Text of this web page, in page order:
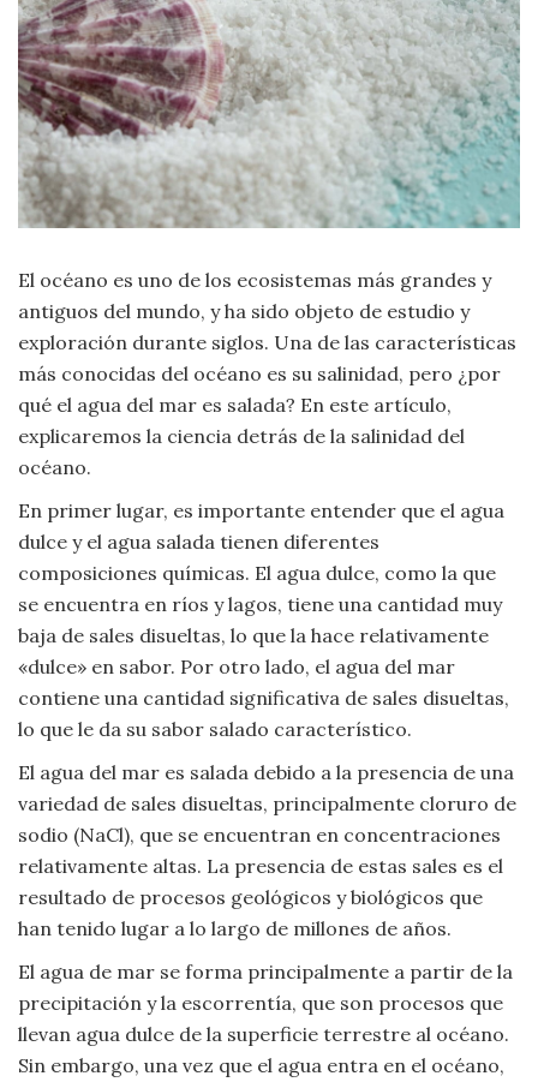
Criminología
Deporte
Economía
Historia
Lenguaje
Leyes
Moda
y
Tendencias
Naturaleza
Psicología
Religión
Salud
Sociología
Tecnología
Universo
El océano es uno de los ecosistemas más grandes y
antiguos del mundo, y ha sido objeto de estudio y
exploración durante siglos. Una de las características
más conocidas del océano es su salinidad, pero ¿por
qué el agua del mar es salada? En este artículo,
explicaremos la ciencia detrás de la salinidad del
océano.
En primer lugar, es importante entender que el agua
dulce y el agua salada tienen diferentes
composiciones químicas. El agua dulce, como la que
se encuentra en ríos y lagos, tiene una cantidad muy
baja de sales disueltas, lo que la hace relativamente
«dulce» en sabor. Por otro lado, el agua del mar
contiene una cantidad significativa de sales disueltas,
lo que le da su sabor salado característico.
El agua del mar es salada debido a la presencia de una
variedad de sales disueltas, principalmente cloruro de
sodio (NaCl), que se encuentran en concentraciones
relativamente altas. La presencia de estas sales es el
resultado de procesos geológicos y biológicos que
han tenido lugar a lo largo de millones de años.
El agua de mar se forma principalmente a partir de la
precipitación y la escorrentía, que son procesos que
llevan agua dulce de la superficie terrestre al océano.
Sin embargo, una vez que el agua entra en el océano,